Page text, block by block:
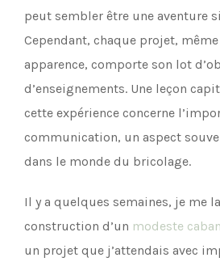
peut sembler être une aventure
Cependant, chaque projet,
apparence, comporte son lot
d’enseignements. Une leçon
cette expérience concerne
communication, un aspect
dans le monde du bricolage.
Il y a quelques semaines, je me
construction d’un modeste
un projet que j’attendais avec